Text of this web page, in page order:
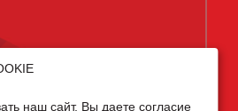
наш сайт, Вы даете согласие